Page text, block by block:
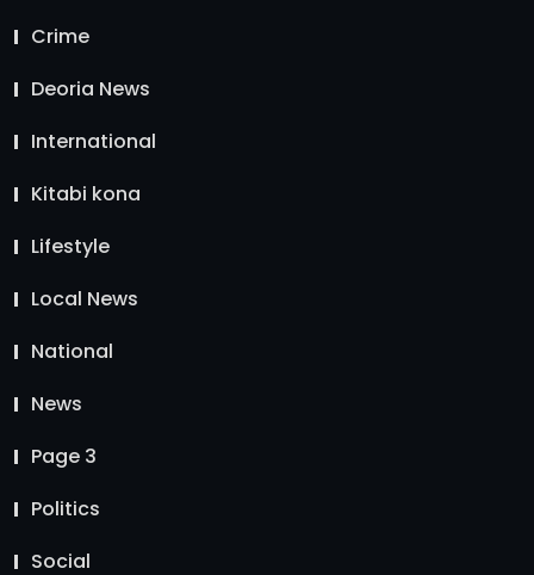
Crime
Deoria News
International
Kitabi kona
Lifestyle
Local News
National
News
Page 3
Politics
Social